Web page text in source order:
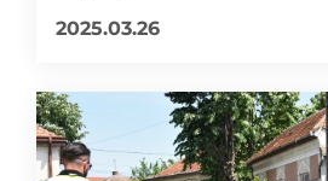
2025.03.26